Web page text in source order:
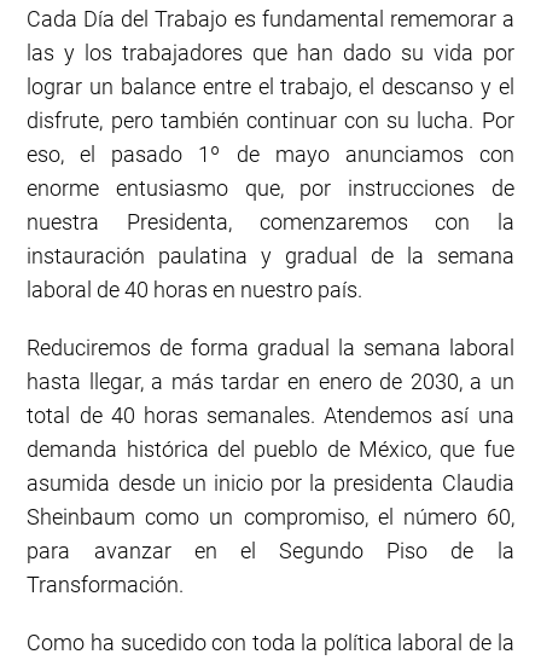
Cada Día del Trabajo es fundamental rememorar a
las y los trabajadores que han dado su vida por
lograr un balance entre el trabajo, el descanso y el
disfrute, pero también continuar con su lucha. Por
eso, el pasado 1º de mayo anunciamos con
enorme entusiasmo que, por instrucciones de
nuestra Presidenta, comenzaremos con la
instauración paulatina y gradual de la semana
laboral de 40 horas en nuestro país.
Reduciremos de forma gradual la semana laboral
hasta llegar, a más tardar en enero de 2030, a un
total de 40 horas semanales. Atendemos así una
demanda histórica del pueblo de México, que fue
asumida desde un inicio por la presidenta Claudia
Sheinbaum como un compromiso, el número 60,
para avanzar en el Segundo Piso de la
Transformación.
Como ha sucedido con toda la política laboral de la